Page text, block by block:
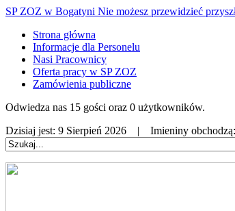
SP ZOZ w Bogatyni Nie możesz przewidzieć
Strona główna
Informacje dla Personelu
Nasi Pracownicy
Oferta pracy w SP ZOZ
Zamówienia publiczne
Odwiedza nas 15 gości oraz 0 użytkowników.
Dzisiaj jest: 9 Sierpień 2026 | Imieniny obchodzą: